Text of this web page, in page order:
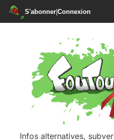
S'abonner|Connexion
Infos alternatives,